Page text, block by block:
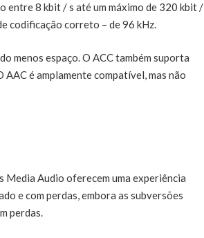
entre 8 kbit / s até um máximo de 320 kbit /
codificação correto – de 96 kHz.
menos espaço. O ACC também suporta
é amplamente compatível, mas não
Audio oferecem uma experiência
e com perdas, embora as subversões
perdas.